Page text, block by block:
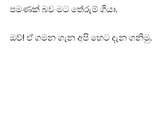
පමණක් බව මට තේරුම් ගියා.
ඔව්! ඒ ගමන ගැන අපි හෙට දැන ගනිමු.